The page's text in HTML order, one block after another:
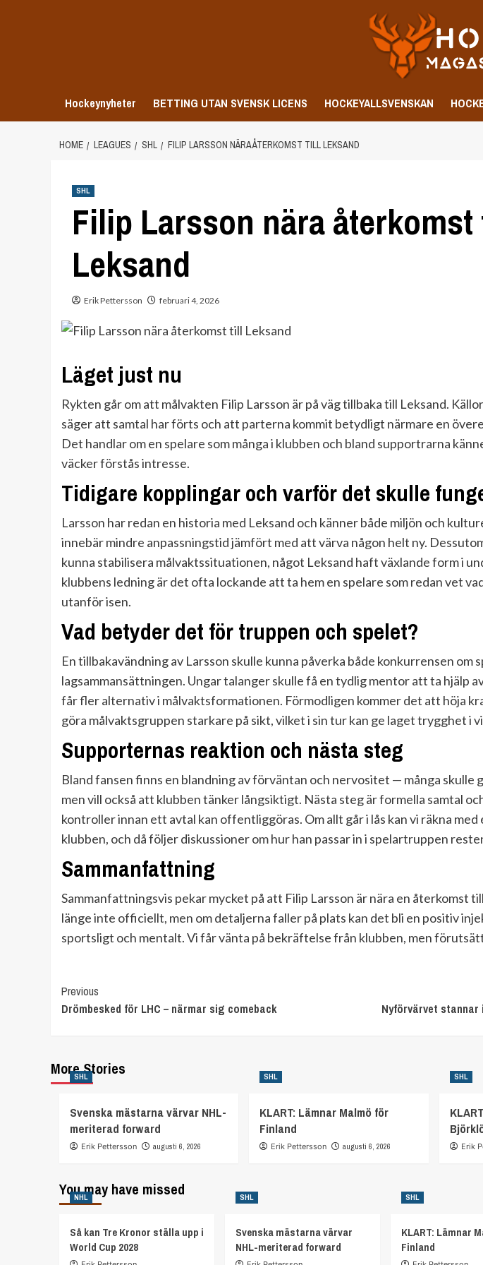
Hockeynyheter BETTING UTAN SVENSK LICENS HOCKEYALLSVENSKAN
HOME LEAGUES SHL FILIP LARSSON NÄRA ÅTERKOMST TILL LEKSAND
SHL
Filip Larsson nära
Leksand
Erik Pettersson februari 4, 2026
Läget just nu
Rykten går om att målvakten Filip Larsson är på väg tillbaka till Leksand.
säger att samtal har förts och att parterna kommit betydligt närmare en
Det handlar om en spelare som många i klubben och bland supportrarna
väcker förstås intresse.
Tidigare kopplingar och varför det skulle
Larsson har redan en historia med Leksand och känner både miljön och
innebär mindre anpassningstid jämfört med att värva någon helt ny.
kunna stabilisera målvaktssituationen, något Leksand haft växlande form i
klubbens ledning är det ofta lockande att ta hem en spelare som redan vet
utanför isen.
Vad betyder det för truppen och spelet?
En tillbakavändning av Larsson skulle kunna påverka både konkurrensen om
lagsammansättningen. Ungar talanger skulle få en tydlig mentor att ta hjälp
får fler alternativ i målvaktsformationen. Förmodligen kommer det att höja
göra målvaktsgruppen starkare på sikt, vilket i sin tur kan ge laget trygghet i
Supporternas reaktion och nästa steg
Bland fansen finns en blandning av förväntan och nervositet — många skulle
men vill också att klubben tänker långsiktigt. Nästa steg är formella samtal
kontroller innan ett avtal kan offentliggöras. Om allt går i lås kan vi räkna
klubben, och då följer diskussioner om hur han passar in i spelartruppen
Sammanfattning
Sammanfattningsvis pekar mycket på att Filip Larsson är nära en återkomst
länge inte officiellt, men om detaljerna faller på plats kan det bli en positiv
sportsligt och mentalt. Vi får vänta på bekräftelse från klubben, men
Continue
Reading
Previous
Drömbesked för LHC – närmar sig comeback
Nyförvärvet stannar
More Stories
SHL
Svenska mästarna värvar NHL-
meriterad forward
Erik Pettersson augusti 6, 2026
SHL
KLART: Lämnar Malmö för
Finland
Erik Pettersson augusti 6, 2026
SHL
Erik
You may have missed
NHL
Så kan Tre Kronor ställa upp i
World Cup 2028
SHL
Svenska mästarna värvar
NHL-meriterad forward
SHL
KLART: Lämnar
Finland